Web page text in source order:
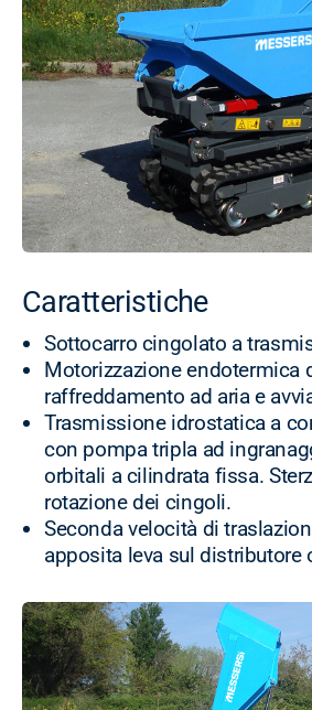
Caratteristiche
Sottocarro cingolato a
Motorizzazione endotermica
raffreddamento ad aria e
Trasmissione idrostatica a
con pompa tripla ad
orbitali a cilindrata fissa.
rotazione dei cingoli.
Seconda velocità di
apposita leva sul distributore